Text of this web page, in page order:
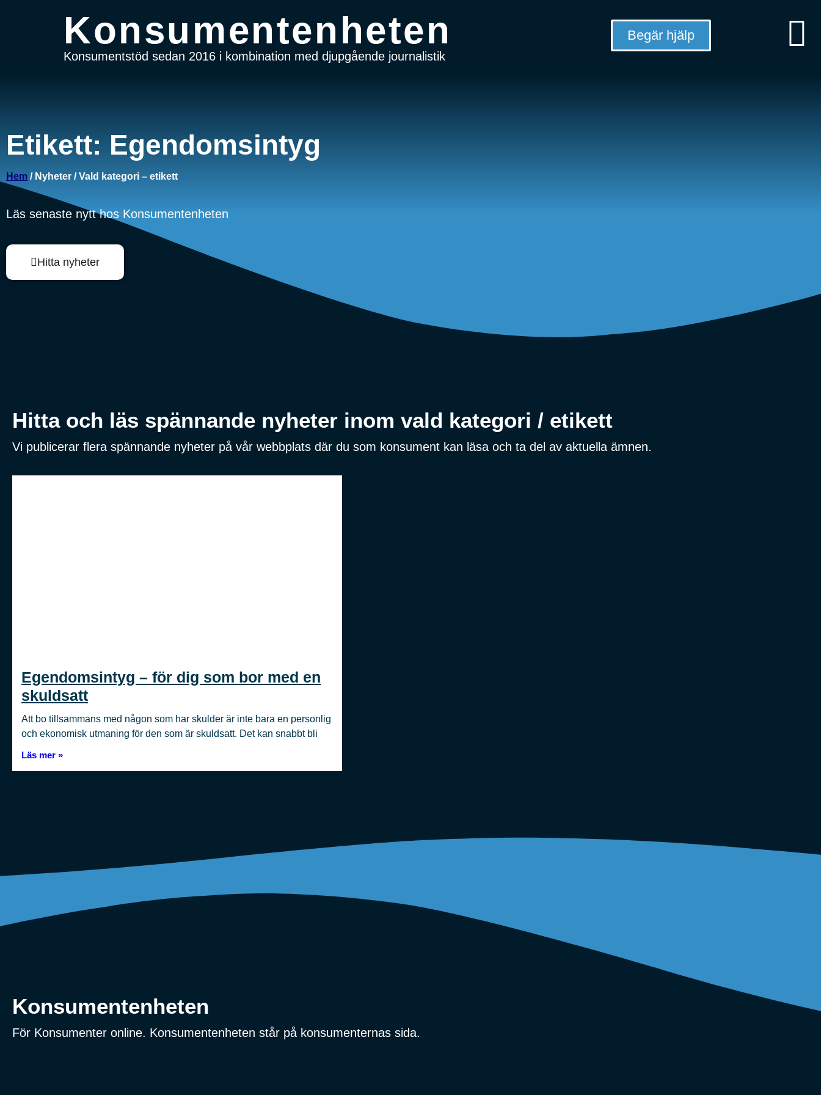
Konsumentenheten
Konsumentstöd sedan 2016 i kombination med djupgående journalistik
Begär hjälp
Etikett: Egendomsintyg
Hem / Nyheter / Vald kategori – etikett
Läs senaste nytt hos Konsumentenheten
Hitta nyheter
Hitta och läs spännande nyheter inom vald kategori / etikett
Vi publicerar flera spännande nyheter på vår webbplats där du som konsument kan läsa och ta del av aktuella ämnen.
Egendomsintyg – för dig som bor med en
skuldsatt
Att bo tillsammans med någon som har skulder är inte bara en personlig
och ekonomisk utmaning för den som är skuldsatt. Det kan snabbt bli
Läs mer »
Konsumentenheten
För Konsumenter online. Konsumentenheten står på konsumenternas sida.